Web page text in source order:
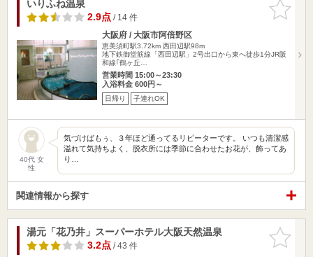
お気に入
りに追加
いりふね温泉
2.9点/ 14 件
大阪府 / 大阪市阿倍野区
恵美須町駅3.72km 西田辺駅98m
地下鉄御堂筋線「西田辺駅」2号出口から東へ徒歩1分JR阪
和線｢鶴ヶ丘…
営業時間 15:00～23:30
入浴料金 600円～
日帰り 子連れOK
40代 女
性
気づけばもぅ、３年ほど通ってるリピーターです。 いつも清潔感
溢れて気持ちよく、脱衣所には季節に合わせたお花が、飾ってあ
り…
関連情報から探す
お気に入
りに追加
湯元「花乃井」スーパーホテル大阪天然温泉
3.2点/ 43 件